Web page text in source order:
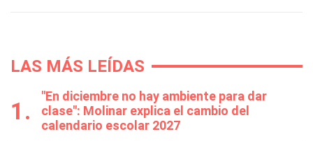
LAS MÁS LEÍDAS
"En diciembre no hay ambiente para dar
clase": Molinar explica el cambio del
calendario escolar 2027